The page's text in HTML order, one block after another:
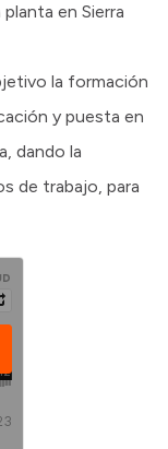
en Sierra
la formación
y puesta en
dando la
de trabajo, para